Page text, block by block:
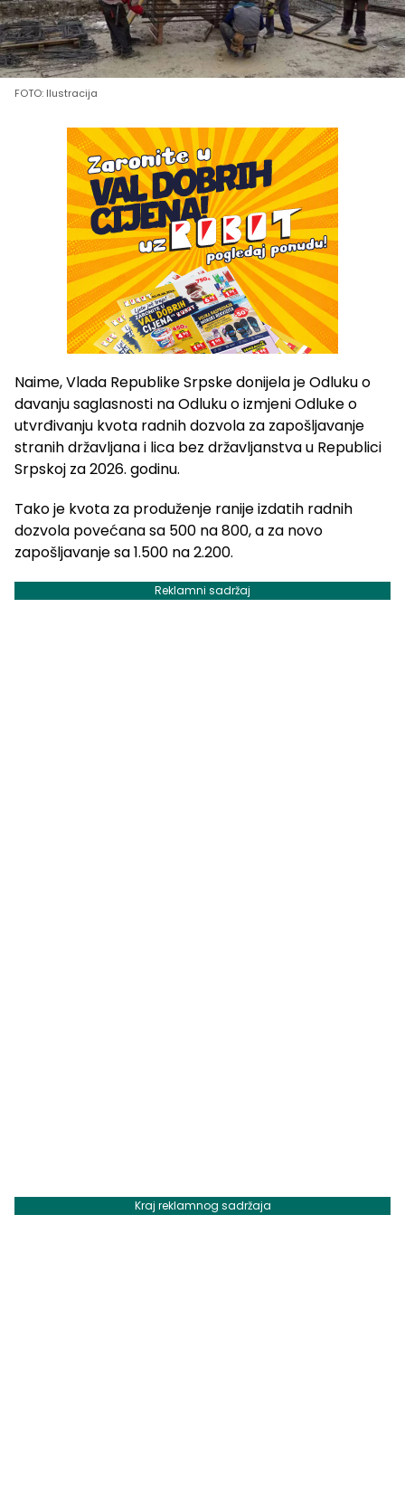
FOTO: Ilustracija
Naime, Vlada Republike Srpske donijela je Odluku o
davanju saglasnosti na Odluku o izmjeni Odluke o
utvrđivanju kvota radnih dozvola za zapošljavanje
stranih državljana i lica bez državljanstva u Republici
Srpskoj za 2026. godinu.
Tako je kvota za produženje ranije izdatih radnih
dozvola povećana sa 500 na 800, a za novo
zapošljavanje sa 1.500 na 2.200.
Reklamni sadržaj
Kraj reklamnog sadržaja